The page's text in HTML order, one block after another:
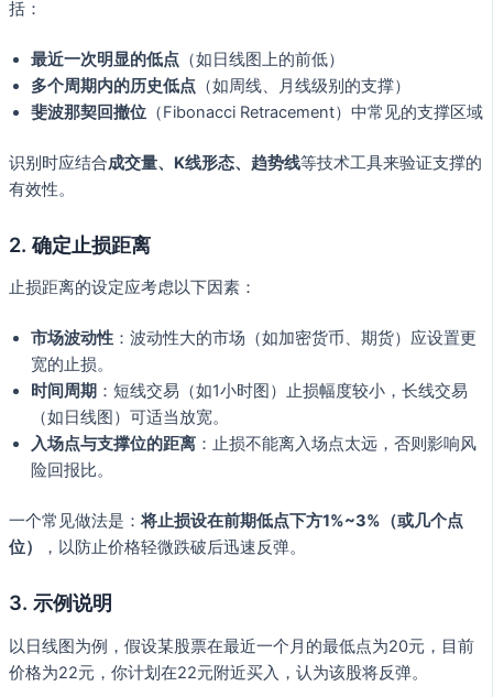
括：
最近一次明显的低点 （如日线图上的前低）
多个周期内的历史低点 （如周线、月线级别的支撑）
斐波那契回撤位 （Fibonacci Retracement）中常见的支撑区域
识别时应结合成交量、K线形态、趋势线等技术工具来验证支撑的
有效性。
2. 确定止损距离
止损距离的设定应考虑以下因素：
市场波动性 ：波动性大的市场（如加密货币、期货）应设置更
宽的止损。
时间周期 ：短线交易（如1小时图）止损幅度较小，长线交易
（如日线图）可适当放宽。
入场点与支撑位的距离 ：止损不能离入场点太远，否则影响风
险回报比。
一个常见做法是：将止损设在前期低点下方1%~3%（或几个点
位）
，以防止价格轻微跌破后迅速反弹。
3. 示例说明
以日线图为例，假设某股票在最近一个月的最低点为20元，目前
价格为22元，你计划在22元附近买入，认为该股将反弹。